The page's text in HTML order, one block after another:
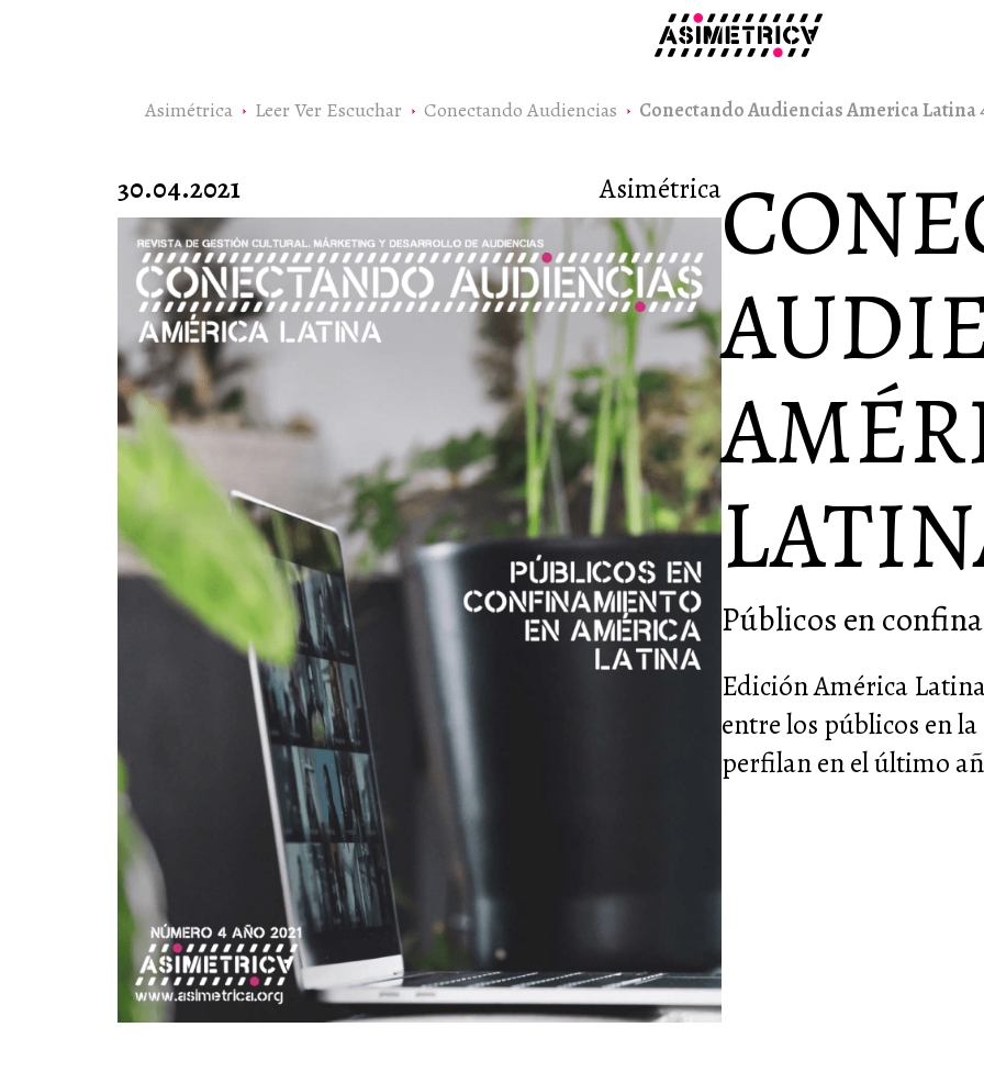
Asimétrica Leer Ver Escuchar Conectando Audiencias Conectando Audiencias America Latina
30.04.2021 Asimétrica
Públicos en
Edición América
entre los públicos en
perfilan en el último